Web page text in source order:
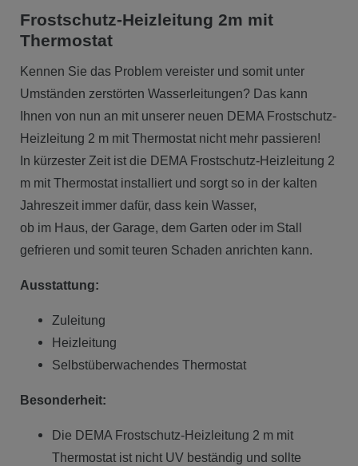
Frostschutz-Heizleitung 2m mit
Thermostat
Kennen Sie das Problem vereister und somit unter
Umständen zerstörten Wasserleitungen? Das kann
Ihnen von nun an mit unserer neuen DEMA Frostschutz-
Heizleitung 2 m mit Thermostat nicht mehr passieren!
In kürzester Zeit ist die DEMA Frostschutz-Heizleitung 2
m mit Thermostat installiert und sorgt so in der kalten
Jahreszeit immer dafür, dass kein Wasser,
ob im Haus, der Garage, dem Garten oder im Stall
gefrieren und somit teuren Schaden anrichten kann.
Ausstattung:
Zuleitung
Heizleitung
Selbstüberwachendes Thermostat
Besonderheit:
Die DEMA Frostschutz-Heizleitung 2 m mit
Thermostat ist nicht UV beständig und sollte